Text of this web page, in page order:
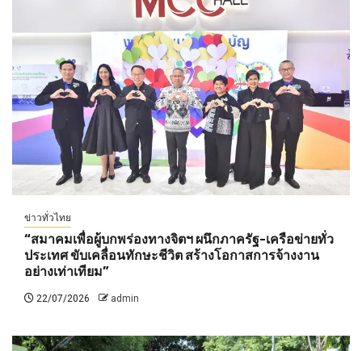
ข่าวทั่วไทย
“สมาคมเพื่อผู้บกพร่องทางจิตฯ ผนึกภาครัฐ-เครือข่ายทั่ว
ประเทศ ขับเคลื่อนทักษะชีวิต สร้างโอกาสการจ้างงาน
อย่างเท่าเทียม”
22/07/2026 admin